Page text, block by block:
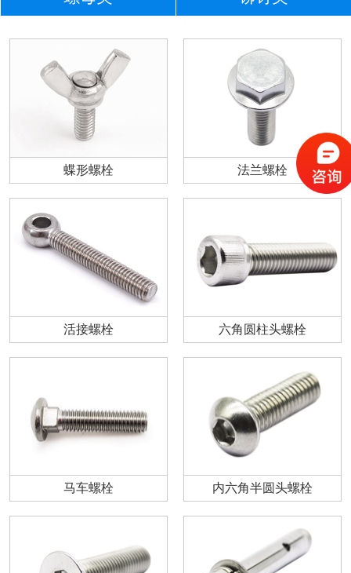
蝶形螺栓 法兰螺栓
活接螺栓 六角圆柱头螺栓
马车螺栓 内六角半圆头螺栓